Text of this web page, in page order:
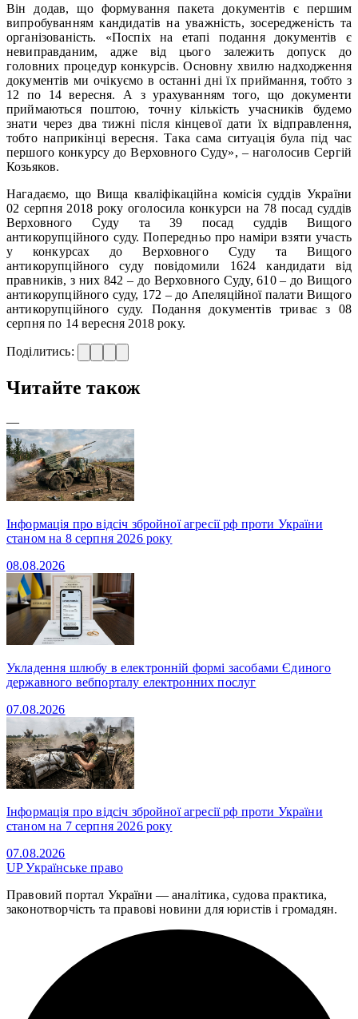
Він додав, що формування пакета документів є першим
випробуванням кандидатів на уважність, зосередженість та
організованість. «Поспіх на етапі подання документів є
невиправданим, адже від цього залежить допуск до
головних процедур конкурсів. Основну хвилю надходження
документів ми очікуємо в останні дні їх приймання, тобто з
12 по 14 вересня. А з урахуванням того, що документи
приймаються поштою, точну кількість учасників будемо
знати через два тижні після кінцевої дати їх відправлення,
тобто наприкінці вересня. Така сама ситуація була під час
першого конкурсу до Верховного Суду», – наголосив Сергій
Козьяков.
Нагадаємо, що Вища кваліфікаційна комісія суддів України
02 серпня 2018 року оголосила конкурси на 78 посад суддів
Верховного Суду та 39 посад суддів Вищого
антикорупційного суду. Попередньо про наміри взяти участь
у конкурсах до Верховного Суду та Вищого
антикорупційного суду повідомили 1624 кандидати від
правників, з них 842 – до Верховного Суду, 610 – до Вищого
антикорупційного суду, 172 – до Апеляційної палати Вищого
антикорупційного суду. Подання документів триває з 08
серпня по 14 вересня 2018 року.
Поділитись:
Читайте також
—
Інформація про відсіч збройної агресії рф проти України
станом на 8 серпня 2026 року
08.08.2026
Укладення шлюбу в електронній формі засобами Єдиного
державного вебпорталу електронних послуг
07.08.2026
Інформація про відсіч збройної агресії рф проти України
станом на 7 серпня 2026 року
07.08.2026
UPУкраїнське право
Правовий портал України — аналітика, судова практика,
законотворчість та правові новини для юристів і громадян.